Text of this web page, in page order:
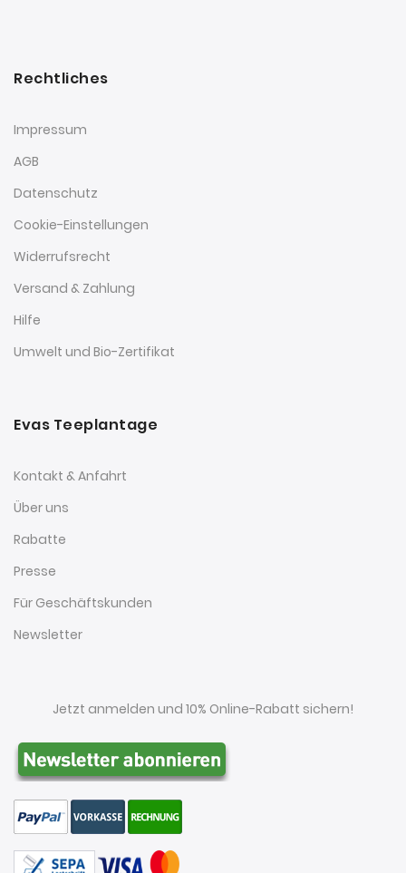
Rechtliches
Impressum
AGB
Datenschutz
Cookie-Einstellungen
Widerrufsrecht
Versand & Zahlung
Hilfe
Umwelt und Bio-Zertifikat
Evas Teeplantage
Kontakt & Anfahrt
Über uns
Rabatte
Presse
Für Geschäftskunden
Newsletter
Jetzt anmelden und 10% Online-Rabatt sichern!